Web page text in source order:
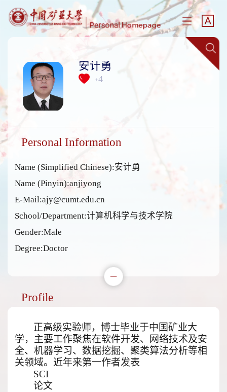
安计勇
+4
Personal Information
Name (Simplified Chinese):安计勇
Name (Pinyin):anjiyong
E-Mail:ajy@cumt.edu.cn
School/Department:计算机科学与技术学院
Gender:Male
Degree:Doctor
Profile
正高级实验师，博士毕业于中国矿业大
学，主要工作聚焦在软件开发、网络技术及安
全、机器学习、数据挖掘、聚类算法分析等相
关领域。近年来第一作者发表
SCI
论文